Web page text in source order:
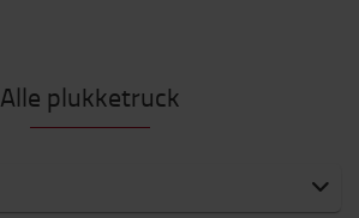
Alle plukketruck